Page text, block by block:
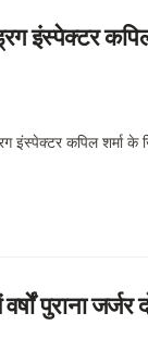
इंस्पेक्टर
इंस्पेक्टर कपिल शर्मा के
पुराना जर्जर